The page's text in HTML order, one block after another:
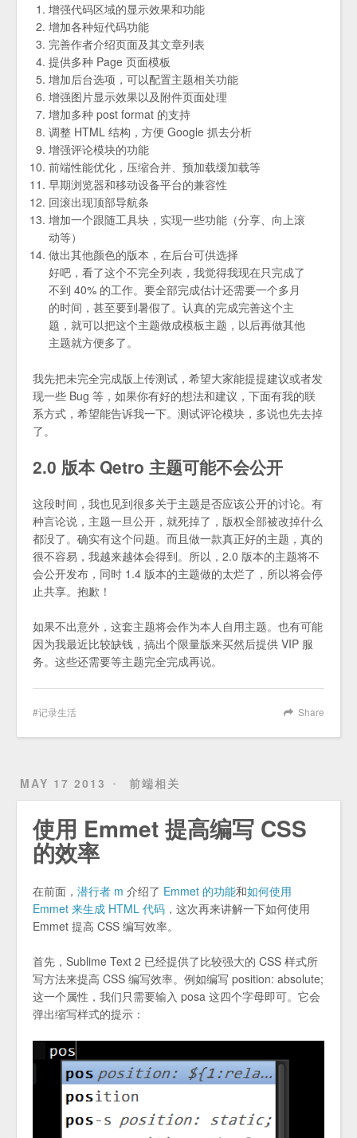
增强代码区域的显示效果和功能
增加各种短代码功能
完善作者介绍页面及其文章列表
提供多种 Page 页面模板
增加后台选项，可以配置主题相关功能
增强图片显示效果以及附件页面处理
增加多种 post format 的支持
调整 HTML 结构，方便 Google 抓去分析
增强评论模块的功能
前端性能优化，压缩合并、预加载缓加载等
早期浏览器和移动设备平台的兼容性
回滚出现顶部导航条
增加一个跟随工具块，实现一些功能（分享、向上滚
动等）
做出其他颜色的版本，在后台可供选择
好吧，看了这个不完全列表，我觉得我现在只完成了
不到 40% 的工作。要全部完成估计还需要一个多月
的时间，甚至要到暑假了。认真的完成完善这个主
题，就可以把这个主题做成模板主题，以后再做其他
主题就方便多了。
我先把未完全完成版上传测试，希望大家能提提建议或者发
现一些 Bug 等，如果你有好的想法和建议，下面有我的联
系方式，希望能告诉我一下。测试评论模块，多说也先去掉
了。
2.0 版本 Qetro 主题可能不会公开
这段时间，我也见到很多关于主题是否应该公开的讨论。有
种言论说，主题一旦公开，就死掉了，版权全部被改掉什么
都没了。确实有这个问题。而且做一款真正好的主题，真的
很不容易，我越来越体会得到。所以，2.0 版本的主题将不
会公开发布，同时 1.4 版本的主题做的太烂了，所以将会停
止共享。抱歉！
如果不出意外，这套主题将会作为本人自用主题。也有可能
因为我最近比较缺钱，搞出个限量版来买然后提供 VIP 服
务。这些还需要等主题完全完成再说。
Share
记录生活
MAY 17 2013 前端相关
使用 Emmet 提高编写 CSS
的效率
在前面， 潜行者 m 介绍了 Emmet 的功能和如何使用
Emmet 来生成 HTML 代码 ，这次再来讲解一下如何使用
Emmet 提高 CSS 编写效率。
首先，Sublime Text 2 已经提供了比较强大的 CSS 样式所
写方法来提高 CSS 编写效率。例如编写 position: absolute;
这一个属性，我们只需要输入 posa 这四个字母即可。它会
弹出缩写样式的提示：